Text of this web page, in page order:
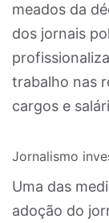
meados da
dos jornais
trabalho nas
cargos e
Jornalismo
Uma das
adoção do